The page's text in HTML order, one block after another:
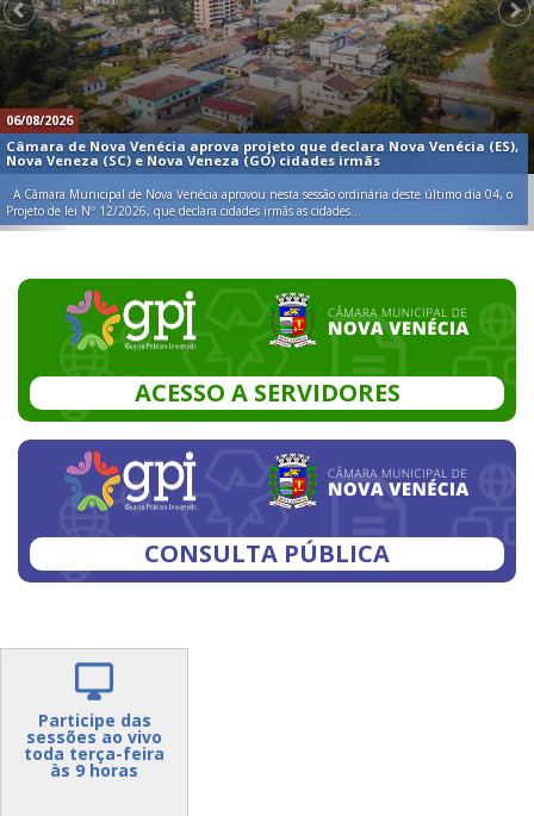
06/08/2026
Câmara de Nova Venécia aprova projeto que declara Nova Venécia (ES),
Nova Veneza (SC) e Nova Veneza (GO) cidades irmãs
A Câmara Municipal de Nova Venécia aprovou nesta sessão ordinária deste último dia 04, o
Projeto de lei Nº 12/2026, que declara cidades irmãs as cidades...
ACESSO A SERVIDORES
CONSULTA PÚBLICA
Participe das
sessões ao vivo
toda terça-feira
às 9 horas